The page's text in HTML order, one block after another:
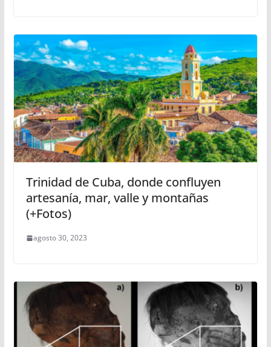
Trinidad de Cuba, donde confluyen
artesanía, mar, valle y montañas
(+Fotos)
agosto 30, 2023